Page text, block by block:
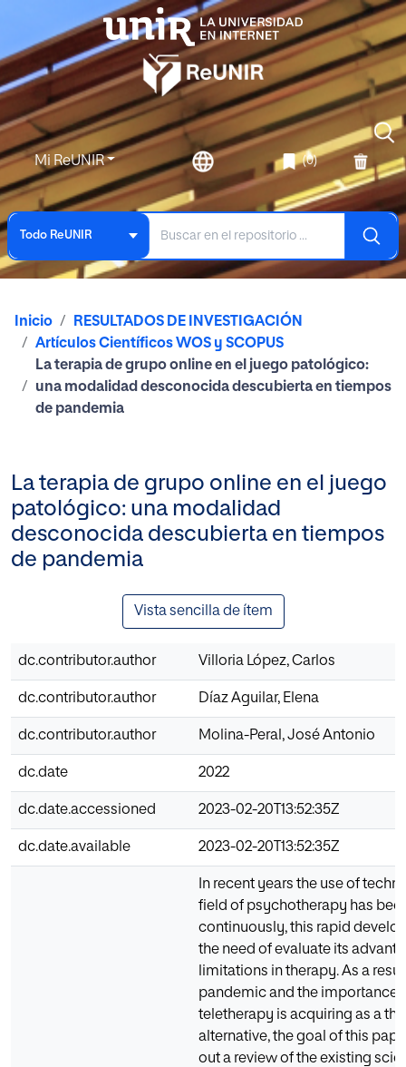
Mi ReUNIR (0)
Todo ReUNIR
Inicio
RESULTADOS DE INVESTIGACIÓN
Artículos Científicos WOS y SCOPUS
La terapia de grupo online en el juego patológico:
una modalidad desconocida descubierta en tiempos
de pandemia
La terapia de grupo online en el juego
patológico: una modalidad
desconocida descubierta en tiempos
de pandemia
Vista sencilla de ítem
dc.contributor.author Villoria López, Carlos
dc.contributor.author Díaz Aguilar, Elena
dc.contributor.author Molina-Peral, José Antonio
dc.date 2022
dc.date.accessioned 2023-02-20T13:52:35Z
dc.date.available 2023-02-20T13:52:35Z
In recent years the use of
field of psychotherapy has
continuously, this rapid
the need of evaluate its
limitations in therapy. As a
pandemic and the importance
teletherapy is acquiring as a
alternative, the goal of this
out a review of the existing